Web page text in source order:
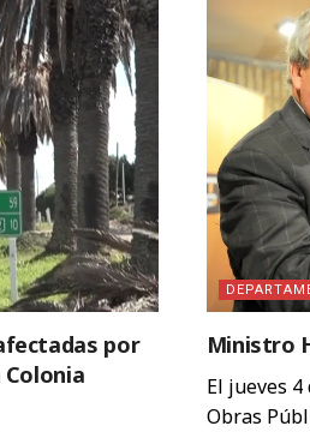
por
Ministro
El jueves
Obras